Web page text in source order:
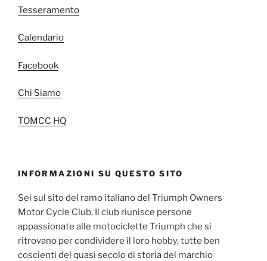
Tesseramento
Calendario
Facebook
Chi Siamo
TOMCC HQ
INFORMAZIONI SU QUESTO SITO
Sei sul sito del ramo italiano del Triumph Owners
Motor Cycle Club. Il club riunisce persone
appassionate alle motociclette Triumph che si
ritrovano per condividere il loro hobby, tutte ben
coscienti del quasi secolo di storia del marchio